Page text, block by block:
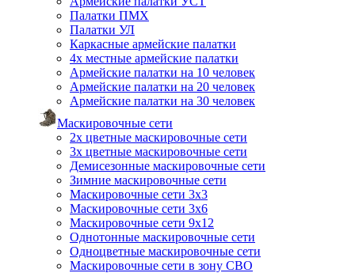
Палатки ПМХ
Палатки УЛ
Каркасные армейские палатки
4х местные армейские палатки
Армейские палатки на 10 человек
Армейские палатки на 20 человек
Армейские палатки на 30 человек
Маскировочные сети
2х цветные маскировочные сети
3х цветные маскировочные сети
Демисезонные маскировочные сети
Зимние маскировочные сети
Маскировочные сети 3х3
Маскировочные сети 3х6
Маскировочные сети 9х12
Однотонные маскировочные сети
Одноцветные маскировочные сети
Маскировочные сети в зону СВО